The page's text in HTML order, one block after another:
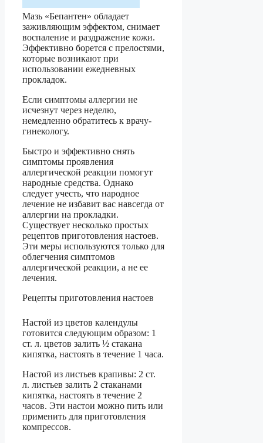
Мазь «Бепантен» обладает
заживляющим эффектом, снимает
воспаление и раздражение кожи.
Эффективно борется с прелостями,
которые возникают при
использовании ежедневных
прокладок.
Если симптомы аллергии не
исчезнут через неделю,
немедленно обратитесь к врачу-
гинекологу.
Быстро и эффективно снять
симптомы проявления
аллергической реакции помогут
народные средства. Однако
следует учесть, что народное
лечение не избавит вас навсегда от
аллергии на прокладки.
Существует несколько простых
рецептов приготовления настоев.
Эти меры используются только для
облегчения симптомов
аллергической реакции, а не ее
лечения.
Рецепты приготовления настоев
Настой из цветов календулы
готовится следующим образом: 1
ст. л. цветов залить ½ стакана
кипятка, настоять в течение 1 часа.
Настой из листьев крапивы: 2 ст.
л. листьев залить 2 стаканами
кипятка, настоять в течение 2
часов. Эти настои можно пить или
применить для приготовления
компрессов.